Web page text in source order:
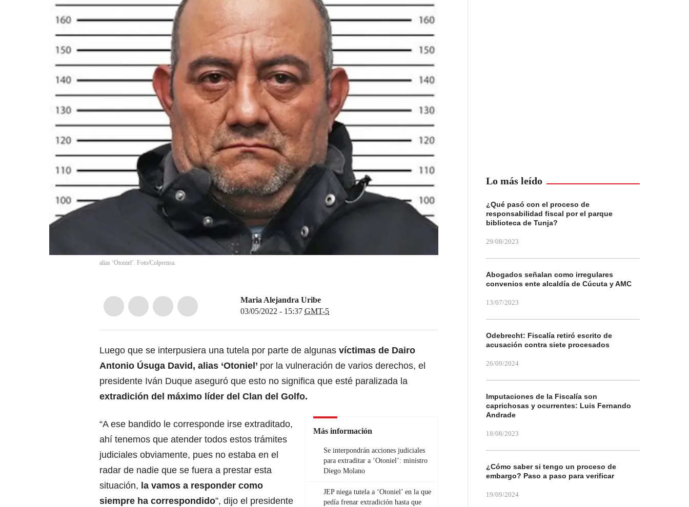
alias ‘Otoniel’. Foto/Colprensa.
Maria Alejandra Uribe
03/05/2022 - 15:37 GMT-5
Luego que se interpusiera una tutela por parte de algunas víctimas de Dairo
Antonio Úsuga David, alias ‘Otoniel’ por la vulneración de varios derechos, el
presidente Iván Duque aseguró que esto no significa que esté paralizada la
extradición del máximo líder del Clan del Golfo.
Más información
Se interpondrán acciones judiciales
para extraditar a ‘Otoniel’: ministro
Diego Molano
JEP niega tutela a ‘Otoniel’ en la que
pedía frenar extradición hasta que
“A ese bandido le corresponde irse extraditado,
ahí tenemos que atender todos estos trámites
judiciales obviamente, pues no estaba en el
radar de nadie que se fuera a prestar esta
situación, la vamos a responder como
siempre ha correspondido”, dijo el presidente
Lo más leído
¿Qué pasó con el proceso de
responsabilidad fiscal por el parque
biblioteca de Tunja?
29/08/2023
Abogados señalan como irregulares
convenios ente alcaldía de Cúcuta y AMC
13/07/2023
Odebrecht: Fiscalía retiró escrito de
acusación contra siete procesados
26/09/2024
Imputaciones de la Fiscalía son
caprichosas y ocurrentes: Luis Fernando
Andrade
18/08/2023
¿Cómo saber si tengo un proceso de
embargo? Paso a paso para verificar
19/09/2024